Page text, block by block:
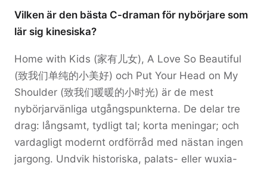
Vilken är den bästa C-draman för nybörjare som
lär sig kinesiska?
Home with Kids (家有儿女), A Love So Beautiful
(致我们单纯的小美好) och Put Your Head on My
Shoulder (致我们暖暖的小时光) är de mest
nybörjarvänliga utgångspunkterna. De delar tre
drag: långsamt, tydligt tal; korta meningar; och
vardagligt modernt ordförråd med nästan ingen
jargong. Undvik historiska, palats- eller wuxia-